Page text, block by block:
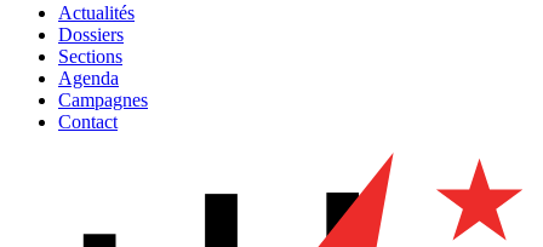
Actualités
Dossiers
Sections
Agenda
Campagnes
Contact